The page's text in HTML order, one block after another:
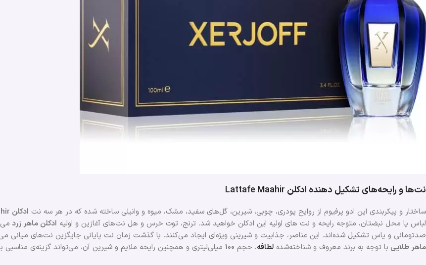
نت‌ها و رایحه‌های تشکیل دهنده ادکلن Lattafe Maahir
ساختار و پیکربندی این ادو پرفیوم از روایح پودری، چوبی، شیرین، گل‌های سفید، مشک، میوه و وانیلی ساخته شده که در هر سه نت ادکلن Lattafe Maahir
لباس یا محل نبضتان، متوجه رایحه و نت های اولیه این ادکلن خواهید شد. ترنج، توت خرس و هل نت‌های آغازین و اولیه ادکلن ماهر زرد
صدتومانی و یاس تشکیل شده‌اند. این عناصر، جذابیت و شیرینی ویژه‌ای ایجاد می‌کنند. با گذشت زمان نت‌ پایانی جایگزین نت‌های
ماهر طلایی با توجه به برند معروف و شناخته‌شده لطافه، حجم 100 میلی‌لیتری و همچنین رایحه ملایم و شیرین آن، می‌تواند گزینه‌ی